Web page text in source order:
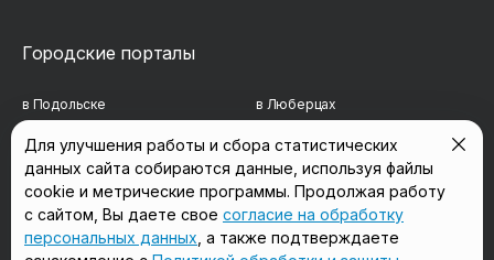
Городские порталы
в Подольске в Люберцах
в Мытищах в Красногорске
в Реутове в Королёве
в Балашихе в Домодедово
в Сергиевом Посаде в Щёлково
Для улучшения работы и сбора статистических
данных сайта собираются данные, используя файлы
cookie и метрические программы. Продолжая работу
с сайтом, Вы даете свое согласие на обработку
персональных данных , а также подтверждаете